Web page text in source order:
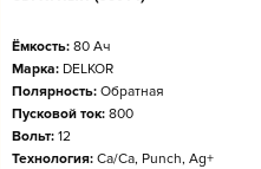
Ёмкость: 80Ач
Марка: DELKOR
Полярность: Обратная
Пусковой ток: 800
Вольт: 12
Технология: Ca/Ca, Punch, Ag+